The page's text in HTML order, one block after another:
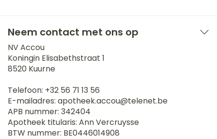
Neem contact met ons op
NV Accou
Koningin Elisabethstraat 1
8520 Kuurne
Telefoon: +32 56 71 13 56
E-mailadres: apotheek.accou@telenet.be
APB nummer: 342404
Apotheek titularis: Ann Vercruysse
BTW nummer: BE0446014908